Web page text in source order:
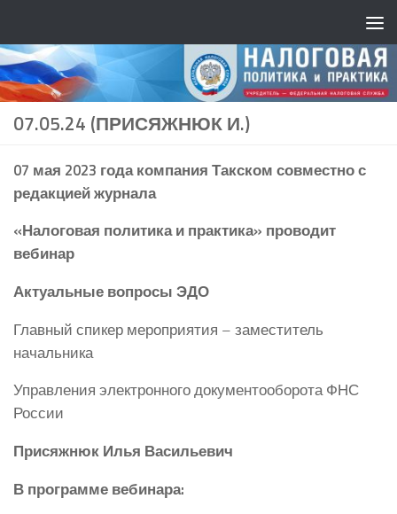
07.05.24 (ПРИСЯЖНЮК И.)
07 мая 2023 года компания Такском совместно с
редакцией журнала
«Налоговая политика и практика» проводит
вебинар
Актуальные вопросы ЭДО
Главный спикер мероприятия – заместитель
начальника
Управления электронного документооборота ФНС
России
Присяжнюк Илья Васильевич
В программе вебинара: